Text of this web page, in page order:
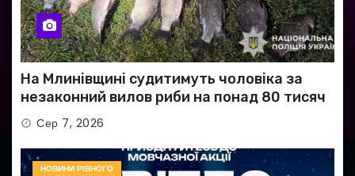
На Млинівщині судитимуть чоловіка за
незаконний вилов риби на понад 80 тисяч
гривень
Сер 7, 2026
НОВИНИ РІВНОГО